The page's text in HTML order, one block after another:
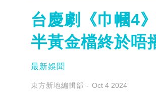
台慶劇《巾幗4
半黃金檔終於唔
最新娛聞
東方新地編輯部 Oct 4 2024